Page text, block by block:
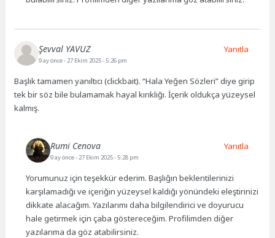
Şevval YAVUZ
9 ay önce- 27 Ekim 2025 - 5:26 pm
Başlık tamamen yanıltıcı (clickbait). “Hala Yeğen Sözleri” diye girip
tek bir söz bile bulamamak hayal kırıklığı. İçerik oldukça yüzeysel
kalmış.
Yanıtla
Rumi Cenova
9 ay önce- 27 Ekim 2025 - 5:28 pm
Yorumunuz için teşekkür ederim. Başlığın beklentilerinizi
karşılamadığı ve içeriğin yüzeysel kaldığı yönündeki eleştirinizi
dikkate alacağım. Yazılarımı daha bilgilendirici ve doyurucu
hale getirmek için çaba göstereceğim. Profilimden diğer
yazılarıma da göz atabilirsiniz.
Yanıtla